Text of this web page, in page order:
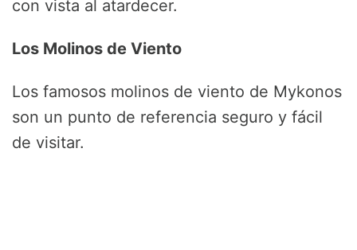
con vista al atardecer.
Los Molinos de Viento
Los famosos molinos de viento de Mykonos
son un punto de referencia seguro y fácil
de visitar.